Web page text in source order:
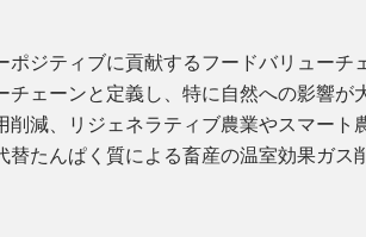
ポジティブに貢献するフードバリューチ
チェーンと定義し、特に自然への影響が
削減、リジェネラティブ農業やスマート
替たんぱく質による畜産の温室効果ガス